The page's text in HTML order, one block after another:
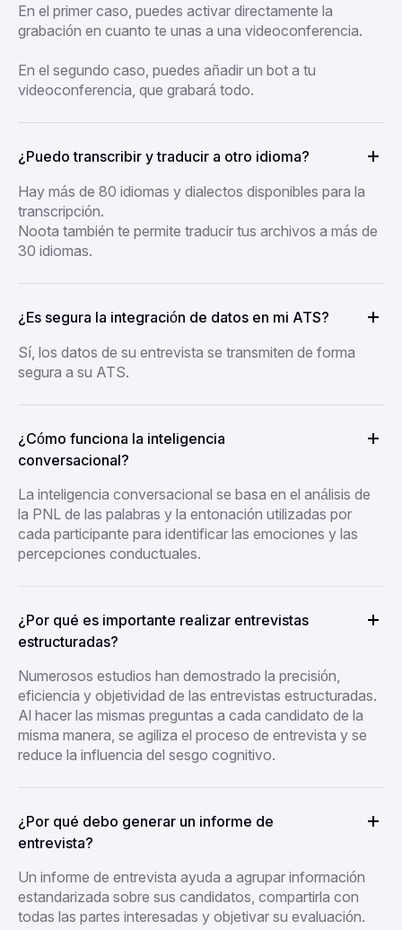
En el primer caso, puedes activar directamente la
grabación en cuanto te unas a una videoconferencia.
En el segundo caso, puedes añadir un bot a tu
videoconferencia, que grabará todo.
¿Puedo transcribir y traducir a otro idioma?
Hay más de 80 idiomas y dialectos disponibles para la
transcripción.
Noota también te permite traducir tus archivos a más de
30 idiomas.
¿Es segura la integración de datos en mi ATS?
Sí, los datos de su entrevista se transmiten de forma
segura a su ATS.
¿Cómo funciona la inteligencia
conversacional?
La inteligencia conversacional se basa en el análisis de
la PNL de las palabras y la entonación utilizadas por
cada participante para identificar las emociones y las
percepciones conductuales.
¿Por qué es importante realizar entrevistas
estructuradas?
Numerosos estudios han demostrado la precisión,
eficiencia y objetividad de las entrevistas estructuradas.
Al hacer las mismas preguntas a cada candidato de la
misma manera, se agiliza el proceso de entrevista y se
reduce la influencia del sesgo cognitivo.
¿Por qué debo generar un informe de
entrevista?
Un informe de entrevista ayuda a agrupar información
estandarizada sobre sus candidatos, compartirla con
todas las partes interesadas y objetivar su evaluación.